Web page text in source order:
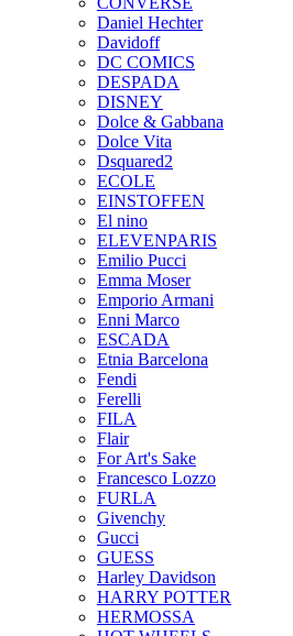
Daniel Hechter
Davidoff
DC COMICS
DESPADA
DISNEY
Dolce & Gabbana
Dolce Vita
Dsquared2
ECOLE
EINSTOFFEN
El nino
ELEVENPARIS
Emilio Pucci
Emma Moser
Emporio Armani
Enni Marco
ESCADA
Etnia Barcelona
Fendi
Ferelli
FILA
Flair
For Art's Sake
Francesco Lozzo
FURLA
Givenchy
Gucci
GUESS
Harley Davidson
HARRY POTTER
HERMOSSA